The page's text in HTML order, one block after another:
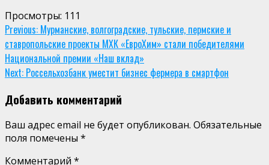
Просмотры: 111
Continue
Reading
Previous: Мурманские, волгоградские, тульские, пермские и
ставропольские проекты МХК «ЕвроХим» стали победителями
Национальной премии «Наш вклад»
Next: Россельхозбанк уместит бизнес фермера в смартфон
Добавить комментарий
Ваш адрес email не будет опубликован. Обязательные
поля помечены *
Комментарий *